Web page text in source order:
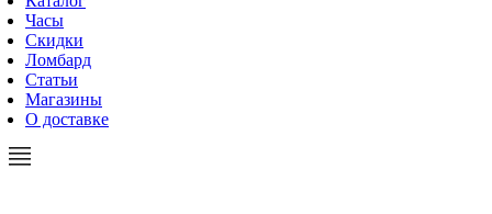
Часы
Скидки
Ломбард
Статьи
Магазины
О доставке